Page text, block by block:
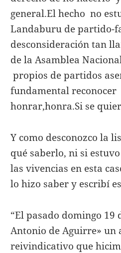
general.El hecho no
Landaburu de partido-
desconsideración tan
de la Asamblea
propios de partidos
fundamental
honrar,honra.Si se
Y como desconozco la
qué saberlo, ni si
las vivencias en esta
lo hizo saber y escribí
“El pasado domingo
Antonio de Aguirre»
reivindicativo que